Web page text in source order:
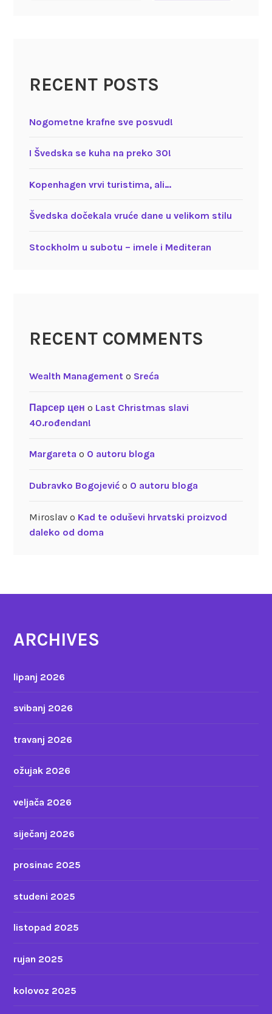
RECENT POSTS
Nogometne krafne sve posvud!
I Švedska se kuha na preko 30!
Kopenhagen vrvi turistima, ali…
Švedska dočekala vruće dane u velikom stilu
Stockholm u subotu – imele i Mediteran
RECENT COMMENTS
Wealth Managemento Sreća
Парсер цен o Last Christmas slavi
40.rođendan!
Margareta o O autoru bloga
Dubravko Bogojevićo O autoru bloga
Miroslavo Kad te oduševi hrvatski proizvod
daleko od doma
ARCHIVES
lipanj 2026
svibanj 2026
travanj 2026
ožujak 2026
veljača 2026
siječanj 2026
prosinac 2025
studeni 2025
listopad 2025
rujan 2025
kolovoz 2025